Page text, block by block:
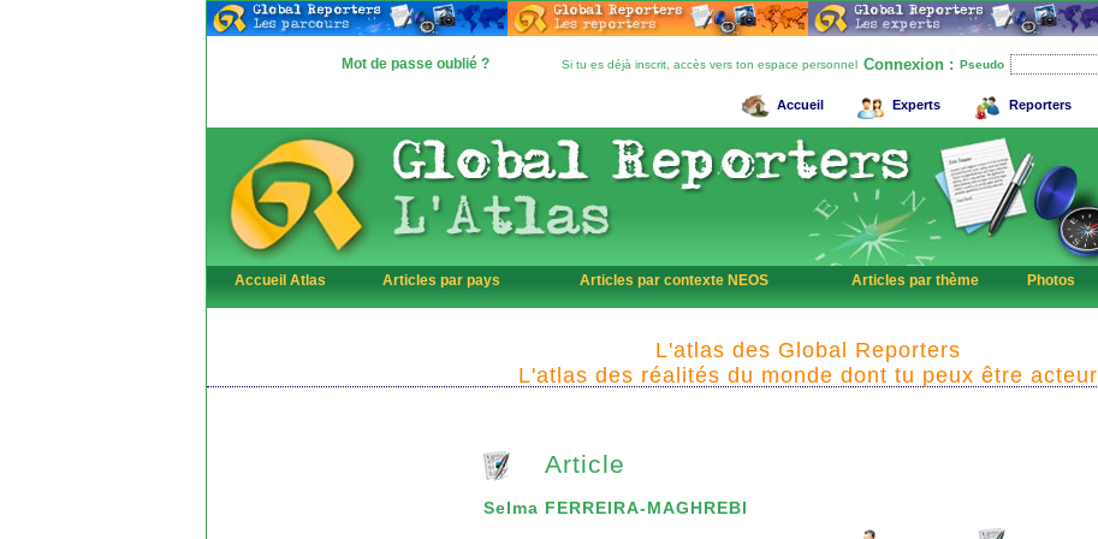
Mot de passe oublié ? Si tu es déjà inscrit, accès vers ton espace personnel Connexion : Pseudo
Accueil Experts Reporters
Accueil Atlas Articles par pays Articles par contexte NEOS Articles par thème Photos
L'atlas des Global Reporters
L'atlas des réalités du monde dont tu peux être acteur
Article
Selma FERREIRA-MAGHREBI